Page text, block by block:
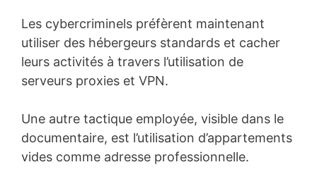
Les cybercriminels préfèrent maintenant
utiliser des hébergeurs standards et cacher
leurs activités à travers l’utilisation de
serveurs proxies et VPN.
Une autre tactique employée, visible dans le
documentaire, est l’utilisation d’appartements
vides comme adresse professionnelle.